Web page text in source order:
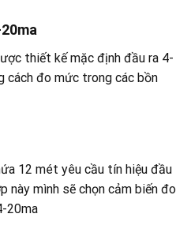
thiết kế mặc định đầu ra 4-
cách đo mức trong các bồn
12 mét yêu cầu tín hiệu đầu
này mình sẽ chọn cảm biến đo
20ma